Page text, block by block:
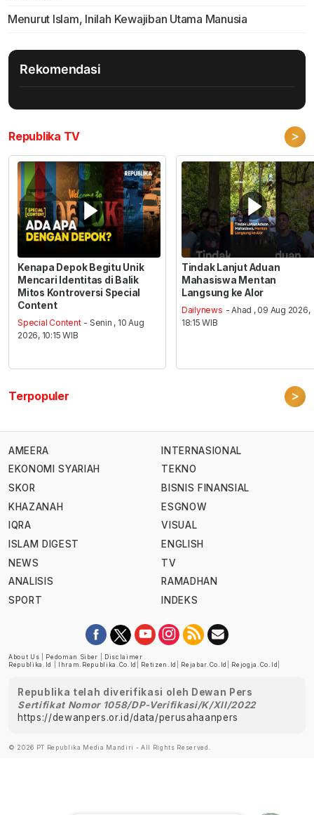
Menurut Islam, Inilah Kewajiban Utama Manusia
Rekomendasi
Republika TV >
Kenapa Depok Begitu Unik
Mencari Identitas di Balik
Mitos Kontroversi Special
Content
Special Content - Senin , 10 Aug
2026, 10:15 WIB
Tindak Lanjut Aduan
Mahasiswa Mentan
Langsung ke Alor
Dailynews - Ahad , 09 Aug 2026,
18:15 WIB
Terpopuler >
AMEERA
EKONOMI SYARIAH
SKOR
KHAZANAH
IQRA
ISLAM DIGEST
NEWS
ANALISIS
SPORT
INTERNASIONAL
TEKNO
BISNIS FINANSIAL
ESGNOW
VISUAL
ENGLISH
TV
RAMADHAN
INDEKS
About Us Pedoman Siber
Disclaimer
Republika.id
Ihram.republika.co.id Retizen.id Rejabar.co.id Rejogja.co.id
Republika telah diverifikasi oleh Dewan Pers
Sertifikat Nomor 1058/DP-Verifikasi/K/XII/2022
https://dewanpers.or.id/data/perusahaanpers
© 2026 PT Republika Media Mandiri - All Rights Reserved.